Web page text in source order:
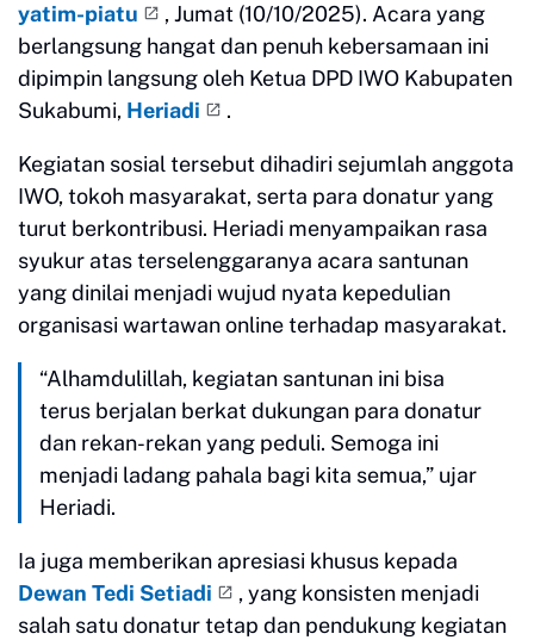
yatim-piatu
, Jumat (10/10/2025). Acara yang
berlangsung hangat dan penuh kebersamaan ini
dipimpin langsung oleh Ketua DPD IWO Kabupaten
Sukabumi, Heriadi .
Kegiatan sosial tersebut dihadiri sejumlah anggota
IWO, tokoh masyarakat, serta para donatur yang
turut berkontribusi. Heriadi menyampaikan rasa
syukur atas terselenggaranya acara santunan
yang dinilai menjadi wujud nyata kepedulian
organisasi wartawan online terhadap masyarakat.
“Alhamdulillah, kegiatan santunan ini bisa
terus berjalan berkat dukungan para donatur
dan rekan-rekan yang peduli. Semoga ini
menjadi ladang pahala bagi kita semua,” ujar
Heriadi.
Ia juga memberikan apresiasi khusus kepada
Dewan Tedi Setiadi
, yang konsisten menjadi
salah satu donatur tetap dan pendukung kegiatan